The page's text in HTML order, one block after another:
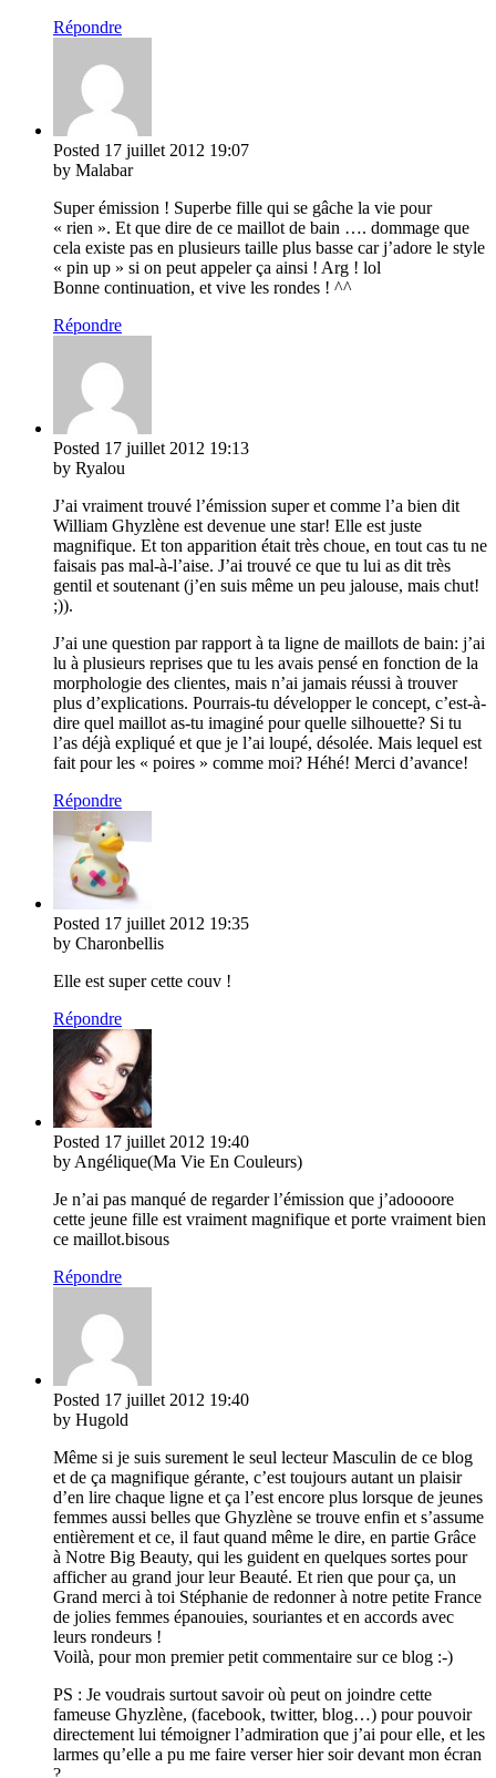
Répondre
Posted 17 juillet 2012 19:07
by Malabar
Super émission ! Superbe fille qui se gâche la vie pour
« rien ». Et que dire de ce maillot de bain …. dommage que
cela existe pas en plusieurs taille plus basse car j’adore le style
« pin up » si on peut appeler ça ainsi ! Arg ! lol
Bonne continuation, et vive les rondes ! ^^
Répondre
Posted 17 juillet 2012 19:13
by Ryalou
J’ai vraiment trouvé l’émission super et comme l’a bien dit
William Ghyzlène est devenue une star! Elle est juste
magnifique. Et ton apparition était très choue, en tout cas tu ne
faisais pas mal-à-l’aise. J’ai trouvé ce que tu lui as dit très
gentil et soutenant (j’en suis même un peu jalouse, mais chut!
;)).
J’ai une question par rapport à ta ligne de maillots de bain: j’ai
lu à plusieurs reprises que tu les avais pensé en fonction de la
morphologie des clientes, mais n’ai jamais réussi à trouver
plus d’explications. Pourrais-tu développer le concept, c’est-à-
dire quel maillot as-tu imaginé pour quelle silhouette? Si tu
l’as déjà expliqué et que je l’ai loupé, désolée. Mais lequel est
fait pour les « poires » comme moi? Héhé! Merci d’avance!
Répondre
Posted 17 juillet 2012 19:35
by Charonbellis
Elle est super cette couv !
Répondre
Posted 17 juillet 2012 19:40
by Angélique(Ma Vie En Couleurs)
Je n’ai pas manqué de regarder l’émission que j’adoooore
cette jeune fille est vraiment magnifique et porte vraiment bien
ce maillot.bisous
Répondre
Posted 17 juillet 2012 19:40
by Hugold
Même si je suis surement le seul lecteur Masculin de ce blog
et de ça magnifique gérante, c’est toujours autant un plaisir
d’en lire chaque ligne et ça l’est encore plus lorsque de jeunes
femmes aussi belles que Ghyzlène se trouve enfin et s’assume
entièrement et ce, il faut quand même le dire, en partie Grâce
à Notre Big Beauty, qui les guident en quelques sortes pour
afficher au grand jour leur Beauté. Et rien que pour ça, un
Grand merci à toi Stéphanie de redonner à notre petite France
de jolies femmes épanouies, souriantes et en accords avec
leurs rondeurs !
Voilà, pour mon premier petit commentaire sur ce blog :-)
PS : Je voudrais surtout savoir où peut on joindre cette
fameuse Ghyzlène, (facebook, twitter, blog…) pour pouvoir
directement lui témoigner l’admiration que j’ai pour elle, et les
larmes qu’elle a pu me faire verser hier soir devant mon écran
?